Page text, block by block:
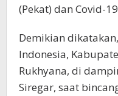
(Pekat) dan Covid-
Demikian
Indonesia,
Rukhyana, di
Siregar, saat